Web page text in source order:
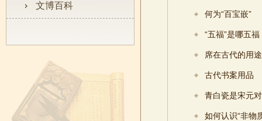
文博百科
何为“百宝嵌”
“五福”是哪五福
席在古代的用途
古代书案用品
青白瓷是宋元
如何认识“非物